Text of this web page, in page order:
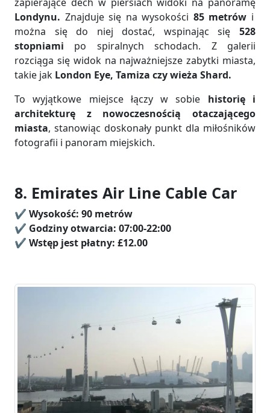
Londynu. Znajduje się na wysokości 85 metrów i
można się do niej dostać, wspinając się 528
stopniami po spiralnych schodach. Z galerii
rozciąga się widok na najważniejsze zabytki miasta,
takie jak London Eye, Tamiza czy wieża Shard.
To wyjątkowe miejsce łączy w sobie historię i
architekturę z nowoczesnością otaczającego
miasta, stanowiąc doskonały punkt dla miłośników
fotografii i panoram miejskich.
8. Emirates Air Line Cable Car
✔️ Wysokość: 90 metrów
✔️ Godziny otwarcia: 07:00-22:00
✔️ Wstęp jest płatny: £12.00